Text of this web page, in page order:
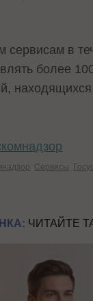
сервисам в
более
Сервисы
ЧИТАЙТЕ